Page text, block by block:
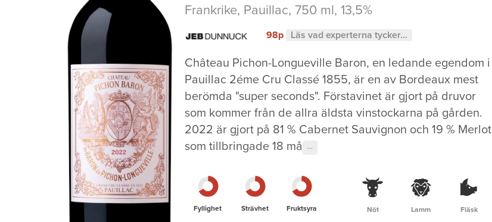
Frankrike, Pauillac, 750 ml, 13,5%
98p Läs vad experterna tycker...
Château Pichon-Longueville Baron, en ledande egendom i
Pauillac 2éme Cru Classé 1855, är en av Bordeaux mest
berömda "super seconds". Förstavinet är gjort på druvor
som kommer från de allra äldsta vinstockarna på gården.
2022 är gjort på 81 % Cabernet Sauvignon och 19 % Merlot
som tillbringade 18 må
···
Fyllighet Strävhet Fruktsyra Nöt Lamm Fläsk